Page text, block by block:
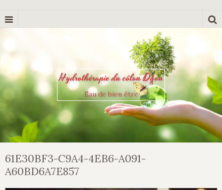
Hydrothérapie du côlon Dijon
Eau de bien être
61E30BF3-C9A4-4EB6-A091-
A60BD6A7E857